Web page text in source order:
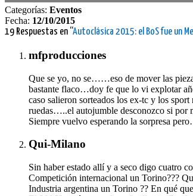
Categorías: Eventos
Fecha: 12/10/2015
19 Respuestas en “Autoclásica 2015: el BoS fue un
mfproducciones
Que se yo, no se……eso de mover las
bastante flaco…doy fe que lo vi explotar
caso salieron sorteados los ex-tc y los
ruedas…..el autojumble desconozco si por
Siempre vuelvo esperando la sorpresa
Qui-Milano
Sin haber estado allí y a seco digo cuatro
Competición internacional un Torino???
Industria argentina un Torino ?? En qué